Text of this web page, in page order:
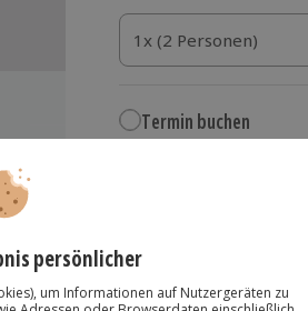
1x (2 Personen)
1x (2 Personen)
1x (2 Personen)
Termin buchen
Aktuell an 1 Ort
zzgl. Versand